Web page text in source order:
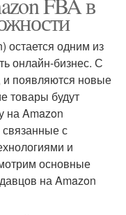
остается одним из
онлайн-бизнес. С
и появляются новые
товары будут
на Amazon
с
и
основные
на Amazon